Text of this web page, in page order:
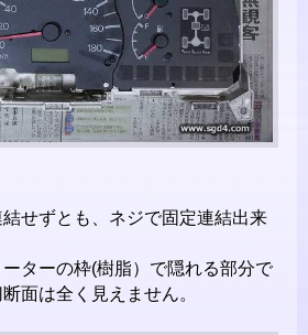
せずとも、ネジで固定連結出来
ターの枠(樹脂）で隠れる部分で
面は全く見えません。